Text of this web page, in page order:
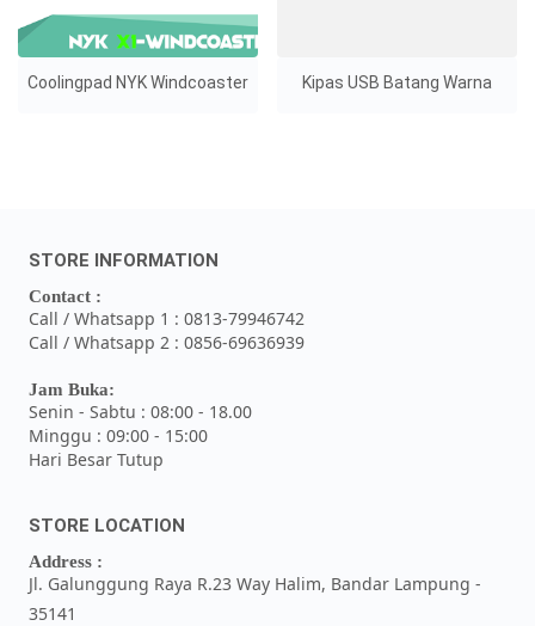
Coolingpad NYK Windcoaster Kipas USB Batang Warna
STORE INFORMATION
Contact :
Call / Whatsapp 1 : 0813-79946742
Call / Whatsapp 2 : 0856-69636939
Jam Buka:
Senin - Sabtu : 08:00 - 18.00
Minggu : 09:00 - 15:00
Hari Besar Tutup
STORE LOCATION
Address :
Jl. Galunggung Raya R.23 Way Halim, Bandar Lampung -
35141